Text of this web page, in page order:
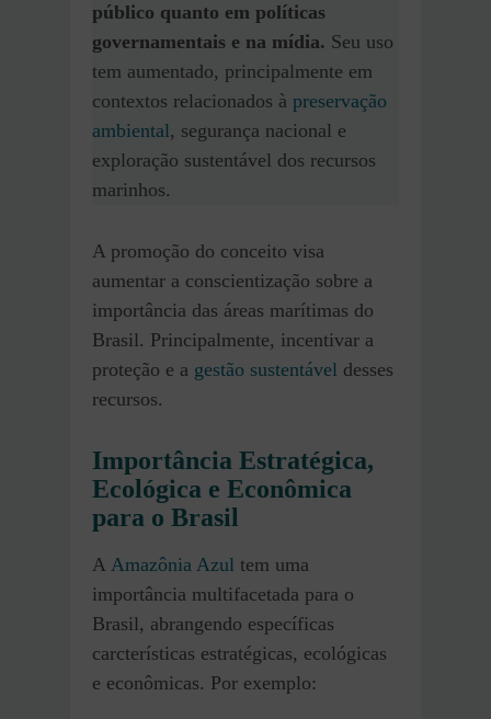
público quanto em políticas
governamentais e na mídia. Seu uso
tem aumentado, principalmente em
contextos relacionados à preservação
ambiental, segurança nacional e
exploração sustentável dos recursos
marinhos.
A promoção do conceito visa
aumentar a conscientização sobre a
importância das áreas marítimas do
Brasil. Principalmente, incentivar a
proteção e a gestão sustentável desses
recursos.
Importância Estratégica,
Ecológica e Econômica
para o Brasil
A Amazônia Azul tem uma
importância multifacetada para o
Brasil, abrangendo específicas
carcterísticas estratégicas, ecológicas
e econômicas. Por exemplo: